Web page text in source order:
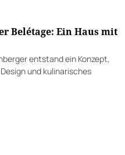
Belétage: Ein Haus mit
entstand ein Konzept,
und kulinarisches